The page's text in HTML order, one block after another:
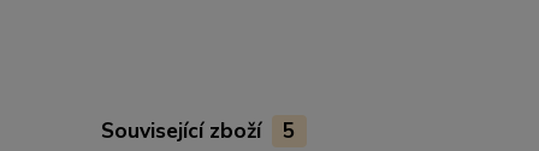
Související zboží 5